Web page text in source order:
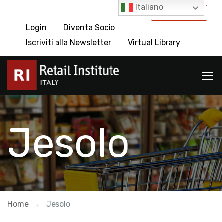
International
Login
Diventa Socio
Iscriviti alla Newsletter
Virtual Library
Jesolo
Home Jesolo
Italiano